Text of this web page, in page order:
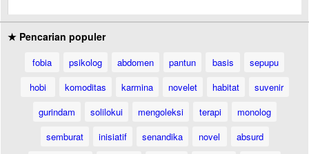
★ Pencarian populer
fobia psikolog abdomen pantun basis
sepupu
hobi
komoditas karmina novelet habitat
suvenir
gurindam
solilokui mengoleksi terapi
monolog
semburat
inisiatif senandika novel
absurd